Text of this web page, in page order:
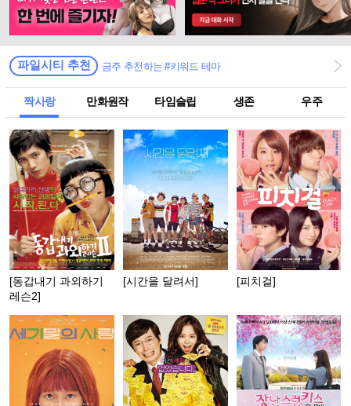
파일시티 추천 금주 추천하는 #키워드 테마
짝사랑 만화원작 타임슬립 생존 우주
[동갑내기 과외하기
레슨2]
[시간을 달려서] [피치걸]